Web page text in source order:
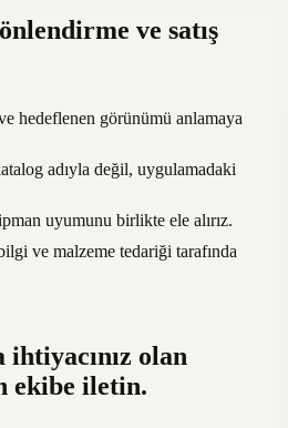
ve satış
hedeflenen görünümü anlamaya
adıyla değil, uygulamadaki
uyumunu birlikte ele alırız.
ve malzeme tedariği tarafında
ihtiyacınız olan
ekibe iletin.